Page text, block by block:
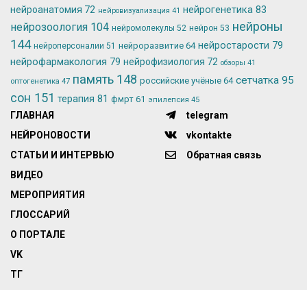
нейроанатомия 72 нейровизуализация 41 нейрогенетика 83
нейрозоология 104 нейромолекулы 52 нейрон 53 нейроны
144 нейроперсоналии 51 нейроразвитие 64 нейростарости 79
нейрофармакология 79 нейрофизиология 72 обзоры 41
оптогенетика 47 память 148 российские учёные 64 сетчатка 95
сон 151 терапия 81 фмрт 61 эпилепсия 45
ГЛАВНАЯ
НЕЙРОНОВОСТИ
СТАТЬИ И ИНТЕРВЬЮ
ВИДЕО
МЕРОПРИЯТИЯ
ГЛОССАРИЙ
О ПОРТАЛЕ
VK
ТГ
telegram
vkontakte
Обратная связь